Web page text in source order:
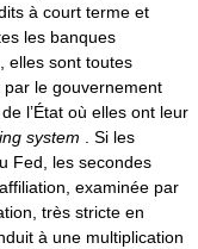
à court terme et
les banques
elles sont toutes
le gouvernement
l’État où elles ont leur
system . Si les
Fed, les secondes
examinée par
très stricte en
à une multiplication